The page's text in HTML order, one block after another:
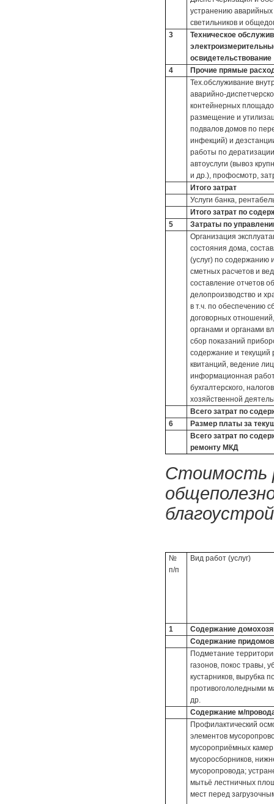
устранению
светильников и
3
Техническое
освидетельствование
4
Прочие прямые
Тех.обслуживание
аварийно-
контейнерных
размещение и
подвалов домов по
инфекций) и
работы по
автоуслуги (вывоз
и др.), профосмотр,
Итого затрат
Услуги банка,
Итого затрат по
5
Затраты по
Организация
состояния дома,
(услуг) по содержанию
сметных расчетов и
составление отчетов
делопроизводство и
в т.ч. по обеспечению
договорных
органами и органами
сбор показаний
содержание и текущий
квитанций, ведение
информационная
бухгалтерского,
хозяйственной
Всего затрат по
6
Размер платы за
Всего затрат по
ремонту МКД
Стоимость
№
п/п
Вид работ (услуг)
1
Содержание
Содержание
Подметание
газонов, покос травы,
кустарников, вырубка
противогололедными
др.
Содержание м/
Профилактический
элементов
мусороприёмных
мусоросборников,
мусоропровода;
мытьё лестничных
мест перед